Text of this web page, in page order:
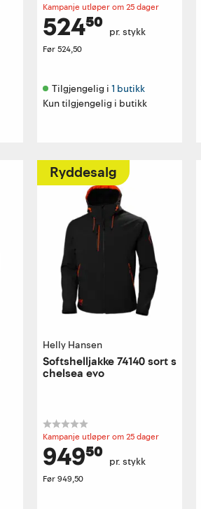
Kampanje utløper om 25 dager
524⁵⁰ pr. stykk
Før 524,50
Tilgjengelig i 1 butikk
Kun tilgjengelig i butikk
Ryddesalg
Helly Hansen
Softshelljakke 74140 sort s
chelsea evo
Kampanje utløper om 25 dager
949⁵⁰ pr. stykk
Før 949,50